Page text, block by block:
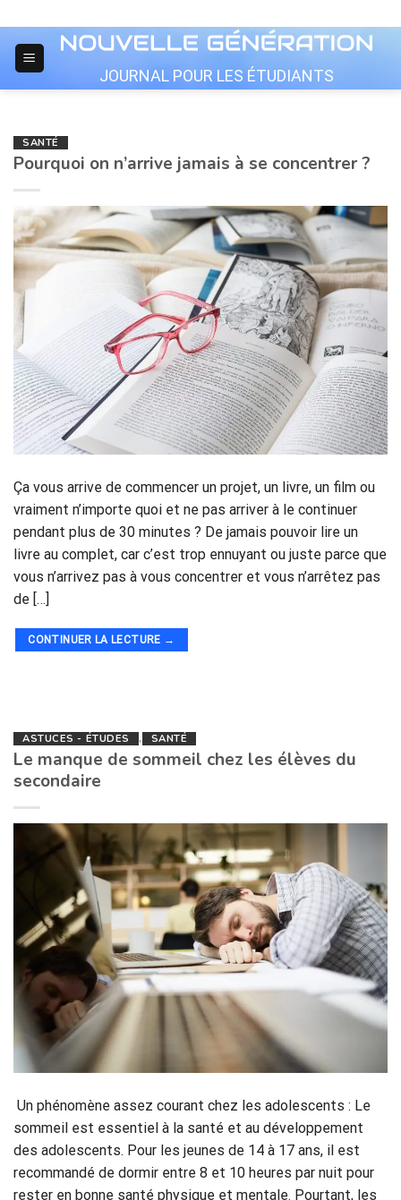
to
content
JOURNAL POUR LES ÉTUDIANTS
SANTÉ
Pourquoi on n’arrive jamais à se concentrer ?
Ça vous arrive de commencer un projet, un livre, un film ou
vraiment n’importe quoi et ne pas arriver à le continuer
pendant plus de 30 minutes ? De jamais pouvoir lire un
livre au complet, car c’est trop ennuyant ou juste parce que
vous n’arrivez pas à vous concentrer et vous n’arrêtez pas
de […]
CONTINUER LA LECTURE →
ASTUCES - ÉTUDES , SANTÉ
Le manque de sommeil chez les élèves du
secondaire
Un phénomène assez courant chez les adolescents : Le
sommeil est essentiel à la santé et au développement
des adolescents. Pour les jeunes de 14 à 17 ans, il est
recommandé de dormir entre 8 et 10 heures par nuit pour
rester en bonne santé physique et mentale. Pourtant, les